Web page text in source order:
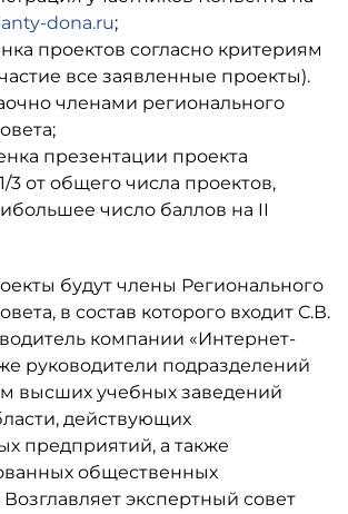
dona.ru;
проектов согласно критериям
все заявленные проекты).
членами регионального
презентации проекта
3 от общего числа проектов,
число баллов на II
будут члены Регионального
в состав которого входит С.В.
компании «Интернет-
руководители подразделений
высших учебных заведений
действующих
предприятий, а также
общественных
экспертный совет